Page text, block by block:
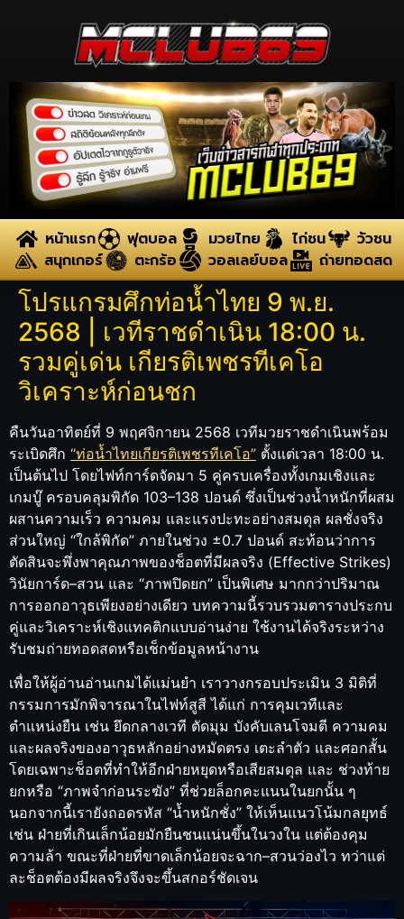
หน้าแรก ฟุตบอล มวยไทย ไก่ชน
วัวชน
สนุกเกอร์
ตะกร้อ วอลเลย์บอล ถ่ายทอดสด
โปรแกรมศึกท่อน้ำไทย 9 พ.ย.
2568 | เวทีราชดำเนิน 18:00 น.
รวมคู่เด่น เกียรติเพชรทีเคโอ
วิเคราะห์ก่อนชก
คืนวันอาทิตย์ที่ 9 พฤศจิกายน 2568 เวทีมวยราชดำเนินพร้อม
ระเบิดศึก “ท่อน้ำไทยเกียรติเพชรทีเคโอ” ตั้งแต่เวลา 18:00 น.
เป็นต้นไป โดยไฟท์การ์ดจัดมา 5 คู่ครบเครื่องทั้งเกมเชิงและ
เกมบู๊ ครอบคลุมพิกัด 103–138 ปอนด์ ซึ่งเป็นช่วงน้ำหนักที่ผสม
ผสานความเร็ว ความคม และแรงปะทะอย่างสมดุล ผลชั่งจริง
ส่วนใหญ่ “ใกล้พิกัด” ภายในช่วง ±0.7 ปอนด์ สะท้อนว่าการ
ตัดสินจะพึ่งพาคุณภาพของช็อตที่มีผลจริง (Effective Strikes)
วินัยการ์ด–สวน และ “ภาพปิดยก” เป็นพิเศษ มากกว่าปริมาณ
การออกอาวุธเพียงอย่างเดียว บทความนี้รวบรวมตารางประกบ
คู่และวิเคราะห์เชิงแทคติกแบบอ่านง่าย ใช้งานได้จริงระหว่าง
รับชมถ่ายทอดสดหรือเช็กข้อมูลหน้างาน
เพื่อให้ผู้อ่านอ่านเกมได้แม่นยำ เราวางกรอบประเมิน 3 มิติที่
กรรมการมักพิจารณาในไฟท์สูสี ได้แก่ การคุมเวทีและ
ตำแหน่งยืน เช่น ยึดกลางเวที ตัดมุม บังคับเลนโจมตี ความคม
และผลจริงของอาวุธหลักอย่างหมัดตรง เตะลำตัว และศอกสั้น
โดยเฉพาะช็อตที่ทำให้อีกฝ่ายหยุดหรือเสียสมดุล และ ช่วงท้าย
ยกหรือ “ภาพจำก่อนระฆัง” ที่ช่วยล็อกคะแนนในยกนั้น ๆ
นอกจากนี้เรายังถอดรหัส “น้ำหนักชั่ง” ให้เห็นแนวโน้มกลยุทธ์
เช่น ฝ่ายที่เกินเล็กน้อยมักยืนชนแน่นขึ้นในวงใน แต่ต้องคุม
ความล้า ขณะที่ฝ่ายที่ขาดเล็กน้อยจะฉาก–สวนว่องไว ทว่าแต่
ละช็อตต้องมีผลจริงจึงจะขึ้นสกอร์ชัดเจน